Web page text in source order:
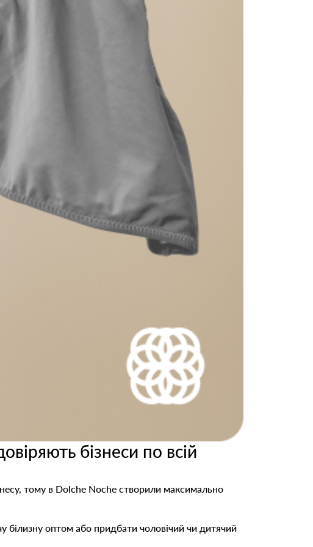
бізнеси по всій
тому в Dolche Noche створили максимально
білизну оптом або придбати чоловічий чи дитячий